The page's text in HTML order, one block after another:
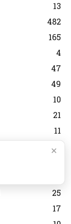
13
482
165
4
47
49
10
21
11
387
25
17
×